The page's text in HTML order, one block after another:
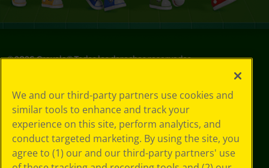
©2026Crayola® Todos los derechos reservados.
de privacidad
Política de
privacidad
Términos de SMS
GDPR
Aviso de
We and our third-party partners use cookies and
similar tools to enhance and track your
experience on this site, perform analytics, and
conduct targeted marketing. By using the site, you
agree to (1) our and our third-party partners' use